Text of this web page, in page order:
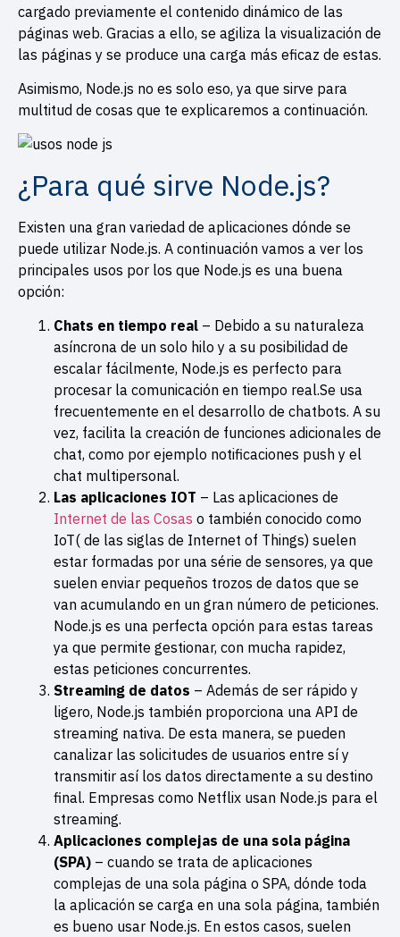
cargado previamente el contenido dinámico de las
páginas web. Gracias a ello, se agiliza la visualización de
las páginas y se produce una carga más eficaz de estas.
Asimismo, Node.js no es solo eso, ya que sirve para
multitud de cosas que te explicaremos a continuación.
¿Para qué sirve Node.js?
Existen una gran variedad de aplicaciones dónde se
puede utilizar Node.js. A continuación vamos a ver los
principales usos por los que Node.js es una buena
opción:
Chats en tiempo real – Debido a su naturaleza
asíncrona de un solo hilo y a su posibilidad de
escalar fácilmente, Node.js es perfecto para
procesar la comunicación en tiempo real.Se usa
frecuentemente en el desarrollo de chatbots. A su
vez, facilita la creación de funciones adicionales de
chat, como por ejemplo notificaciones push y el
chat multipersonal.
Las aplicaciones IOT – Las aplicaciones de
Internet de las Cosas o también conocido como
IoT( de las siglas de Internet of Things) suelen
estar formadas por una série de sensores, ya que
suelen enviar pequeños trozos de datos que se
van acumulando en un gran número de peticiones.
Node.js es una perfecta opción para estas tareas
ya que permite gestionar, con mucha rapidez,
estas peticiones concurrentes.
Streaming de datos – Además de ser rápido y
ligero, Node.js también proporciona una API de
streaming nativa. De esta manera, se pueden
canalizar las solicitudes de usuarios entre sí y
transmitir así los datos directamente a su destino
final. Empresas como Netflix usan Node.js para el
streaming.
Aplicaciones complejas de una sola página
(SPA) – cuando se trata de aplicaciones
complejas de una sola página o SPA, dónde toda
la aplicación se carga en una sola página, también
es bueno usar Node.js. En estos casos, suelen